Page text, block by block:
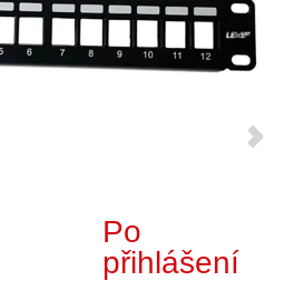
Po
přihlášení